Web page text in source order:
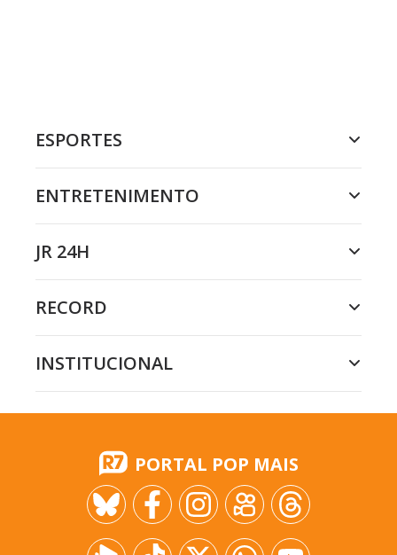
ESPORTES
ENTRETENIMENTO
JR 24H
RECORD
INSTITUCIONAL
PORTAL POP MAIS